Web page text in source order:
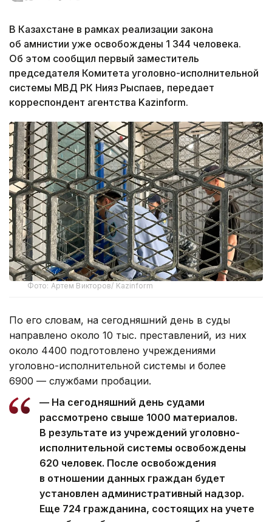
В Казахстане в рамках реализации закона
об амнистии уже освобождены 1 344 человека.
Об этом сообщил первый заместитель
председателя Комитета уголовно-исполнительной
системы МВД РК Нияз Рыспаев, передает
корреспондент агентства Kazinform.
Фото: Артем Викторов/ Kazinform
По его словам, на сегодняшний день в суды
направлено около 10 тыс. преставлений, из них
около 4400 подготовлено учреждениями
уголовно-исполнительной системы и более
6900 — службами пробации.
— На сегодняшний день судами
рассмотрено свыше 1000 материалов.
В результате из учреждений уголовно-
исполнительной системы освобождены
620 человек. После освобождения
в отношении данных граждан будет
установлен административный надзор.
Еще 724 гражданина, состоящих на учете